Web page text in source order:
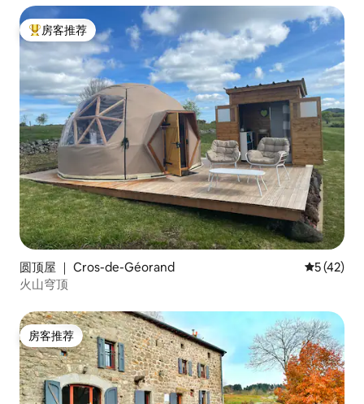
热门「房客推荐」
房客推荐
圆顶屋 ｜ Cros-de-Géorand 平均评分
5 (42)
火山穹顶
房客推荐
房客推荐